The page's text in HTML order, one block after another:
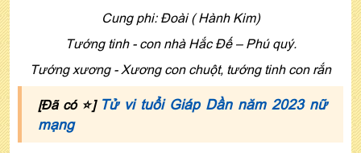
Cung phi: Đoài ( Hành Kim)
Tướng tinh - con nhà Hắc Ðế – Phú quý.
Tướng xương - Xương con chuột, tướng tinh con rắn
[Đã có ⭐] Tử vi tuổi Giáp Dần năm 2023 nữ
mạng